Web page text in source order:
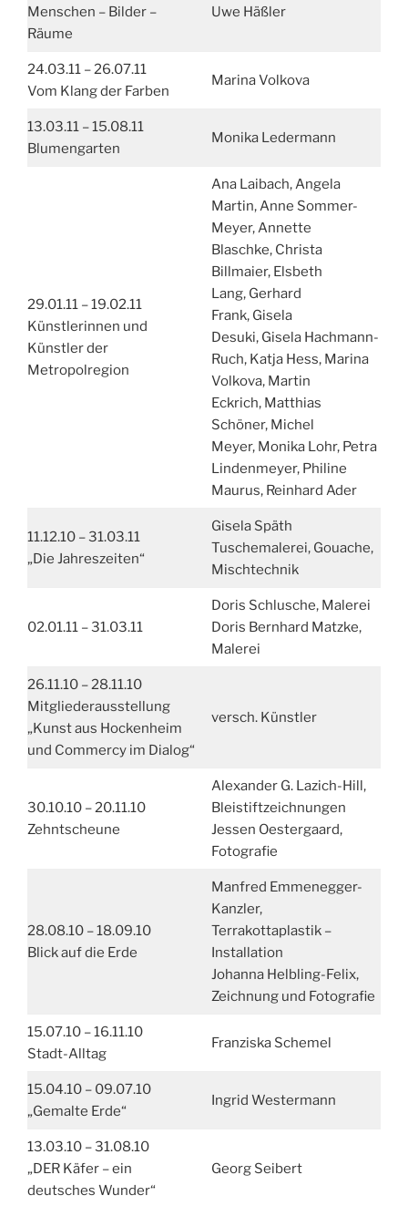
Menschen – Bilder –
Räume
Uwe Häßler
24.03.11 – 26.07.11
Vom Klang der Farben
Marina Volkova
13.03.11 – 15.08.11
Blumengarten
Monika Ledermann
29.01.11 – 19.02.11
Künstlerinnen und
Künstler der
Metropolregion
Ana Laibach, Angela
Martin, Anne Sommer-
Meyer, Annette
Blaschke, Christa
Billmaier, Elsbeth
Lang, Gerhard
Frank, Gisela
Desuki, Gisela Hachmann-
Ruch, Katja Hess, Marina
Volkova, Martin
Eckrich, Matthias
Schöner, Michel
Meyer, Monika Lohr, Petra
Lindenmeyer, Philine
Maurus, Reinhard Ader
11.12.10 – 31.03.11
„Die Jahreszeiten“
Gisela Späth
Tuschemalerei, Gouache,
Mischtechnik
02.01.11 – 31.03.11
Doris Schlusche, Malerei
Doris Bernhard Matzke,
Malerei
26.11.10 – 28.11.10
Mitgliederausstellung
„Kunst aus Hockenheim
und Commercy im Dialog“
versch. Künstler
30.10.10 – 20.11.10
Zehntscheune
Alexander G. Lazich-Hill,
Bleistiftzeichnungen
Jessen Oestergaard,
Fotografie
28.08.10 – 18.09.10
Blick auf die Erde
Manfred Emmenegger-
Kanzler,
Terrakottaplastik –
Installation
Johanna Helbling-Felix,
Zeichnung und Fotografie
15.07.10 – 16.11.10
Stadt-Alltag
Franziska Schemel
15.04.10 – 09.07.10
„Gemalte Erde“
Ingrid Westermann
13.03.10 – 31.08.10
„DER Käfer – ein
deutsches Wunder“
Georg Seibert